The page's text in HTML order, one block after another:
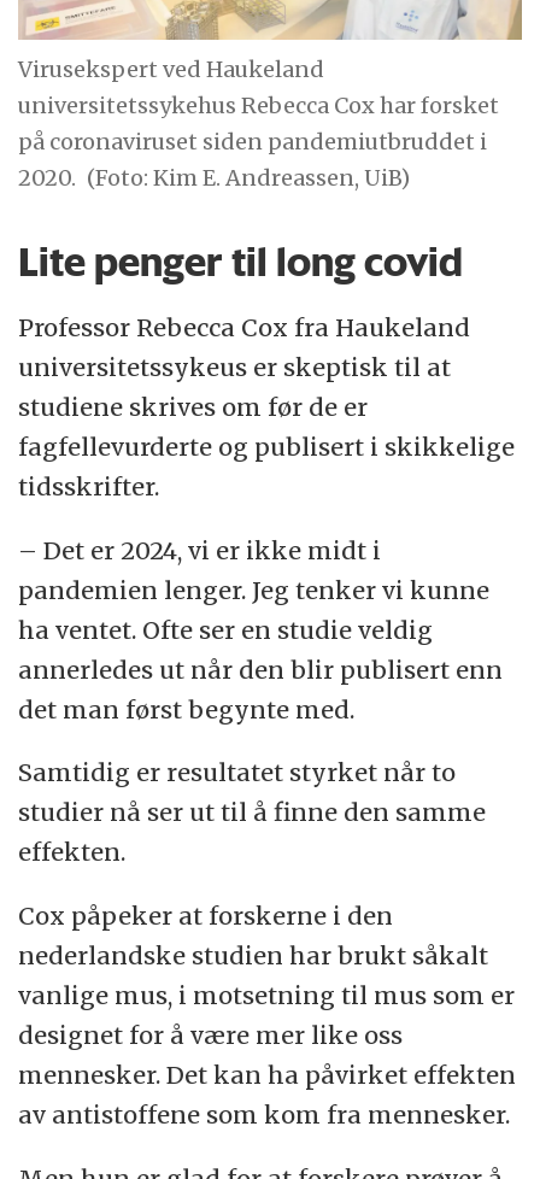
Virusekspert ved Haukeland
universitetssykehus Rebecca Cox har forsket
på coronaviruset siden pandemiutbruddet i
2020. (Foto: Kim E. Andreassen, UiB)
Lite penger til long covid
Professor Rebecca Cox fra Haukeland
universitetssykeus er skeptisk til at
studiene skrives om før de er
fagfellevurderte og publisert i skikkelige
tidsskrifter.
– Det er 2024, vi er ikke midt i
pandemien lenger. Jeg tenker vi kunne
ha ventet. Ofte ser en studie veldig
annerledes ut når den blir publisert enn
det man først begynte med.
Samtidig er resultatet styrket når to
studier nå ser ut til å finne den samme
effekten.
Cox påpeker at forskerne i den
nederlandske studien har brukt såkalt
vanlige mus, i motsetning til mus som er
designet for å være mer like oss
mennesker. Det kan ha påvirket effekten
av antistoffene som kom fra mennesker.